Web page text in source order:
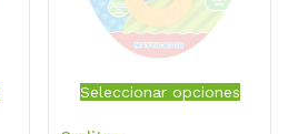
Seleccionar opciones